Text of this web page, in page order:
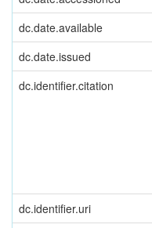
dc.date.available
dc.date.issued
dc.identifier.citation
dc.identifier.uri